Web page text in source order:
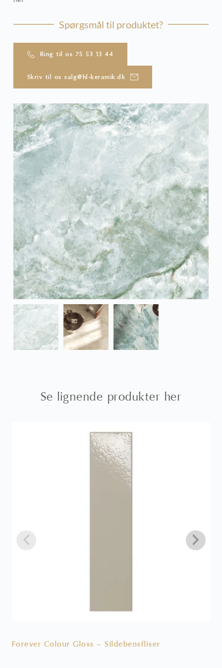
Spørgsmål til produktet?
Ring til os 75 53 13 44
Skriv til os salg@hl-keramik.dk
Se lignende produkter her
Forever Colour Gloss – Sildebensfliser